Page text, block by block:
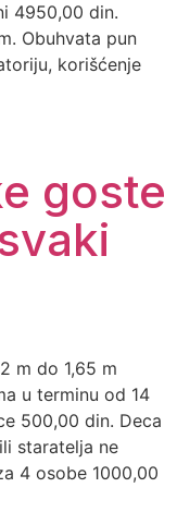
4950,00 din.
Obuhvata pun
korišćenje
goste
m do 1,65 m
u terminu od 14
500,00 din. Deca
staratelja ne
4 osobe 1000,00